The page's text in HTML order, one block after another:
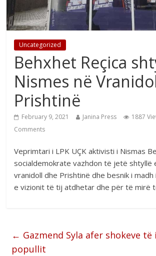
Uncategorized
Behxhet Reçica
Nismes në
Prishtinë
February 9, 2021 Janina Press 1887
Comments
Veprimtari i LPK UÇK aktivisti i Nismas
socialdemokrate vazhdon të jetë shtyllë
vranidoll dhe Prishtinë dhe besnik i
e vizionit të tij atdhetar dhe për të mirë
← Gazmend Syla afer shokeve
popullit